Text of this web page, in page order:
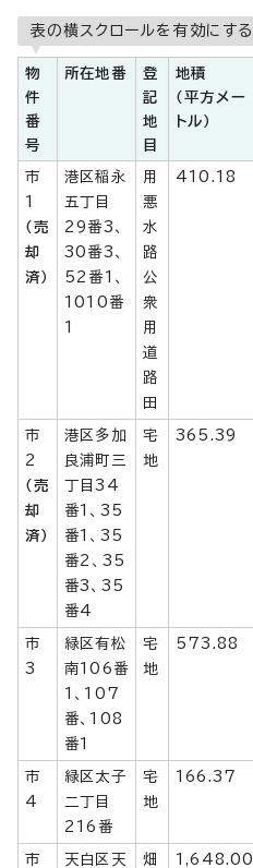
表の横スクロールを有効にする
物
件
番
号
所在地番
登
記
地
目
地積
（平方メー
トル）
市
1
（売
却
済）
港区稲永
五丁目
29番3、
30番3、
52番1、
1010番
1
用
悪
水
路
公
衆
用
道
路
田
410.18
市
2
（売
却
済）
港区多加
良浦町三
丁目34
番1、35
番1、35
番2、35
番3、35
番4
宅
地
365.39
市
3
緑区有松
南106番
1、107
番、108
番1
宅
地
573.88
市
4
緑区太子
二丁目
216番
宅
地
166.37
市
天白区天
畑
1,648.00